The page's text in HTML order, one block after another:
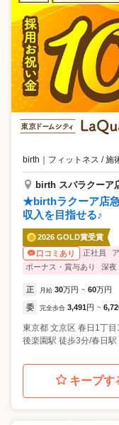
birth ｜ フィットネス / 施
birth スパラクーア
★birthラクーア店
収入を目指せる♪
2026 GOLD賞受賞
口コミあり
正社員
ボーナス・賞与あり
深夜
正 月給 30万円 ~ 60万円
委 完全歩合 3,491円 ~
東京都 文京区 春日1丁
後楽園駅 徒歩3分/春日
キープす